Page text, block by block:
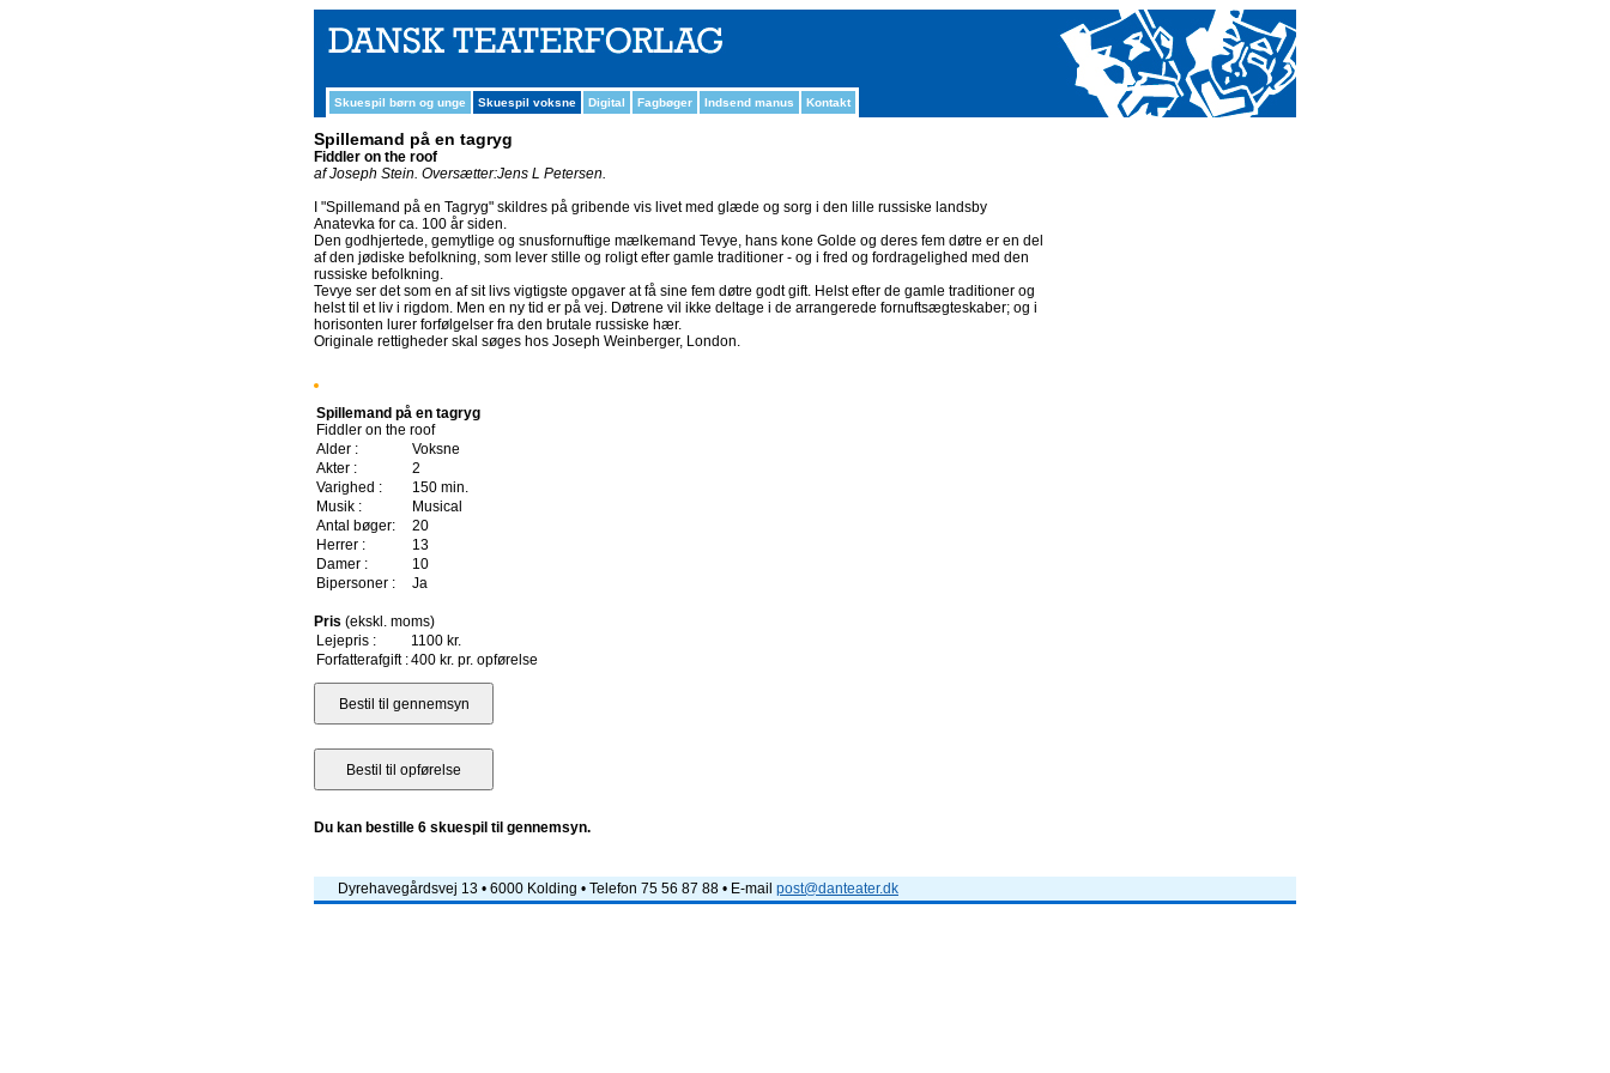
Skuespil børn og unge Skuespil voksne Digital Fagbøger Indsend manus Kontakt
Spillemand på en tagryg
Fiddler on the roof
af Joseph Stein. Oversætter:Jens L Petersen.
I "Spillemand på en Tagryg" skildres på gribende vis livet med glæde og sorg i den lille russiske landsby
Anatevka for ca. 100 år siden.
Den godhjertede, gemytlige og snusfornuftige mælkemand Tevye, hans kone Golde og deres fem døtre er en del
af den jødiske befolkning, som lever stille og roligt efter gamle traditioner - og i fred og fordragelighed med den
russiske befolkning.
Tevye ser det som en af sit livs vigtigste opgaver at få sine fem døtre godt gift. Helst efter de gamle traditioner og
helst til et liv i rigdom. Men en ny tid er på vej. Døtrene vil ikke deltage i de arrangerede fornuftsægteskaber; og i
horisonten lurer forfølgelser fra den brutale russiske hær.
Originale rettigheder skal søges hos Joseph Weinberger, London.
Spillemand på en tagryg
Fiddler on the roof
Alder :
Voksne
Akter :
2
Varighed :
150 min.
Musik :
Musical
Antal bøger:
20
Herrer :
13
Damer :
10
Bipersoner :
Ja
Pris (ekskl. moms)
Lejepris :
1100 kr.
Forfatterafgift :400 kr. pr. opførelse
Du kan bestille 6 skuespil til gennemsyn.
Dyrehavegårdsvej 13 • 6000 Kolding • Telefon 75 56 87 88 • E-mail post@danteater.dk